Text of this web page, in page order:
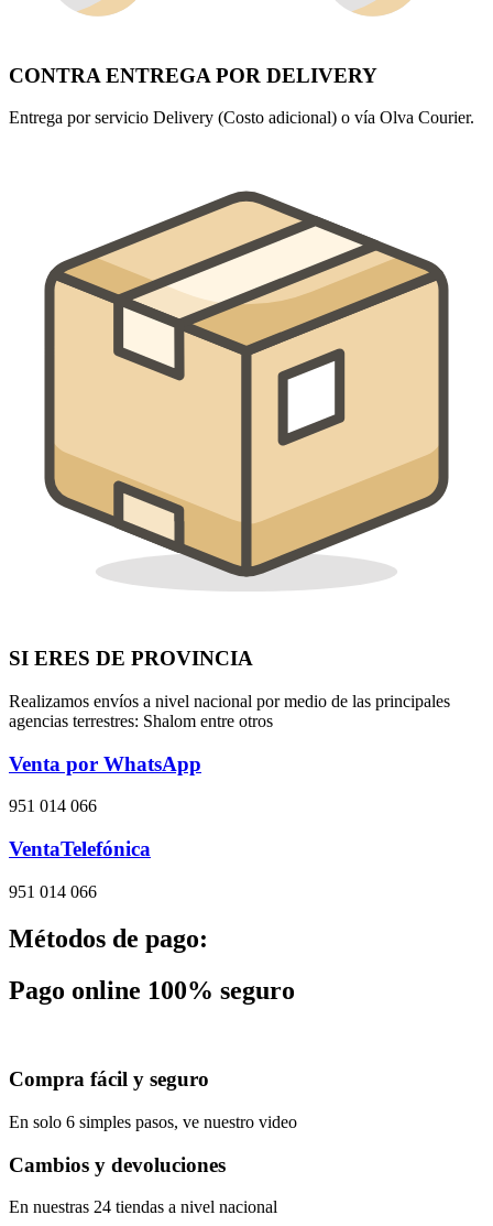
CONTRA ENTREGA POR DELIVERY
Entrega por servicio Delivery (Costo adicional) o vía Olva Courier.
SI ERES DE PROVINCIA
Realizamos envíos a nivel nacional por medio de las principales
agencias terrestres: Shalom entre otros
Venta por WhatsApp
951 014 066
VentaTelefónica
951 014 066
Métodos de pago:
Pago online 100% seguro
Compra fácil y seguro
En solo 6 simples pasos, ve nuestro video
Cambios y devoluciones
En nuestras 24 tiendas a nivel nacional